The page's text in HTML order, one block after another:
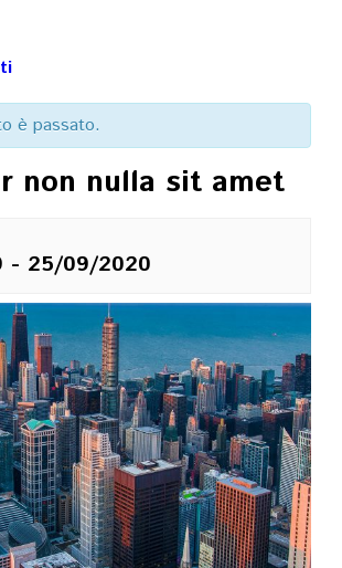
è passato.
non nulla sit amet
- 25/09/2020